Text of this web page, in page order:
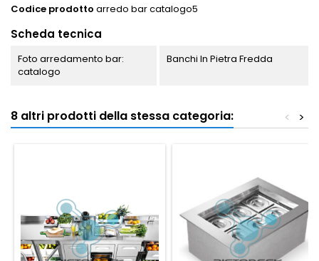
Codice prodotto arredo bar catalogo5
Scheda tecnica
Foto arredamento bar:
catalogo
Banchi In Pietra Fredda
8 altri prodotti della stessa categoria: >
<